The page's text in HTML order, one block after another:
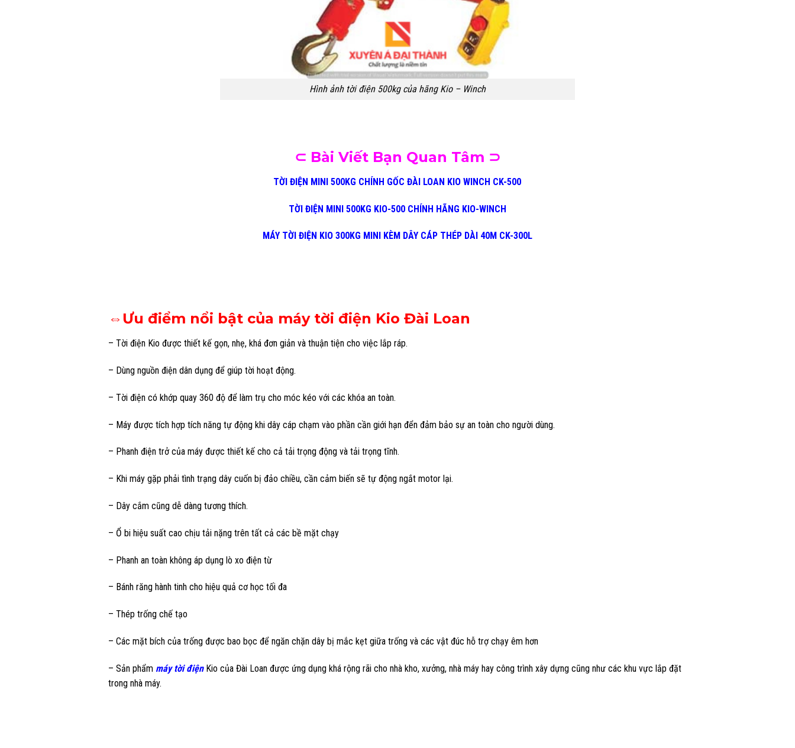
Hình ảnh tời điện 500kg của hãng Kio – Winch
⊂ Bài Viết Bạn Quan Tâm ⊃
TỜI ĐIỆN MINI 500KG CHÍNH GỐC ĐÀI LOAN KIO WINCH CK-500
TỜI ĐIỆN MINI 500KG KIO-500 CHÍNH HÃNG KIO-WINCH
MÁY TỜI ĐIỆN KIO 300KG MINI KÈM DÂY CÁP THÉP DÀI 40M CK-300L
⇔Ưu điểm nổi bật của máy tời điện Kio Đài Loan
– Tời điện Kio được thiết kế gọn, nhẹ, khá đơn giản và thuận tiện cho việc lắp ráp.
– Dùng nguồn điện dân dụng để giúp tời hoạt động.
– Tời điện có khớp quay 360 độ để làm trụ cho móc kéo với các khóa an toàn.
– Máy được tích hợp tích năng tự động khi dây cáp chạm vào phần cần giới hạn đển đảm bảo sự an toàn cho người dùng.
– Phanh điện trở của máy được thiết kế cho cả tải trọng động và tải trọng tĩnh.
– Khi máy gặp phải tình trạng dây cuốn bị đảo chiều, cần cảm biến sẽ tự động ngắt motor lại.
– Dây cắm cũng dễ dàng tương thích.
– Ổ bi hiệu suất cao chịu tải nặng trên tất cả các bề mặt chạy
– Phanh an toàn không áp dụng lò xo điện từ
– Bánh răng hành tinh cho hiệu quả cơ học tối đa
– Thép trống chế tạo
– Các mặt bích của trống được bao bọc để ngăn chặn dây bị mắc kẹt giữa trống và các vật đúc hỗ trợ chạy êm hơn
– Sản phẩm máy tời điện Kio của Đài Loan được ứng dụng khá rộng rãi cho nhà kho, xưởng, nhà máy hay công trình xây dựng cũng như các khu vực lắp đặt
trong nhà máy.